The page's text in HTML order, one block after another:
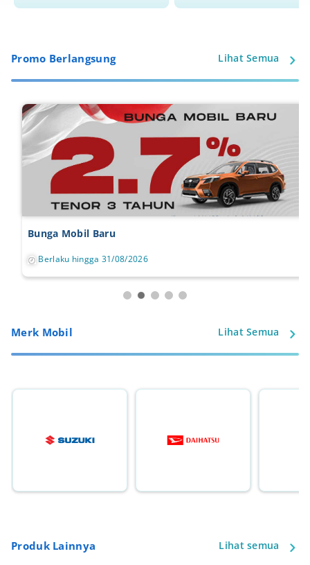
Promo Berlangsung Lihat Semua
Bunga Mobil Komersial
Berlaku hingga 31/08/2026
Merk Mobil Lihat Semua
Produk Lainnya Lihat semua